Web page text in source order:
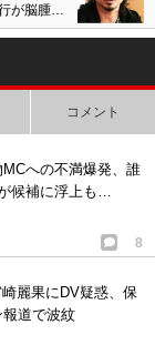
が脳腫瘍
歳。5度
コメント
への不満爆発、誰
候補に浮上も…
8
麗果にDV疑惑、保
道で波紋